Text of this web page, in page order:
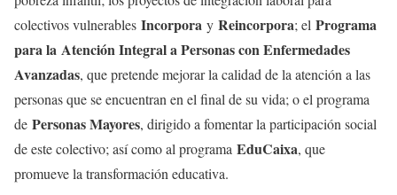
colectivos vulnerables Incorpora y Reincorpora; el Programa
para la Atención Integral a Personas con Enfermedades
Avanzadas, que pretende mejorar la calidad de la atención a las
personas que se encuentran en el final de su vida; o el programa
de Personas Mayores, dirigido a fomentar la participación social
de este colectivo; así como al programa EduCaixa, que
promueve la transformación educativa.